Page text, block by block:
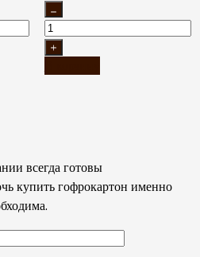
всегда готовы
купить гофрокартон именно